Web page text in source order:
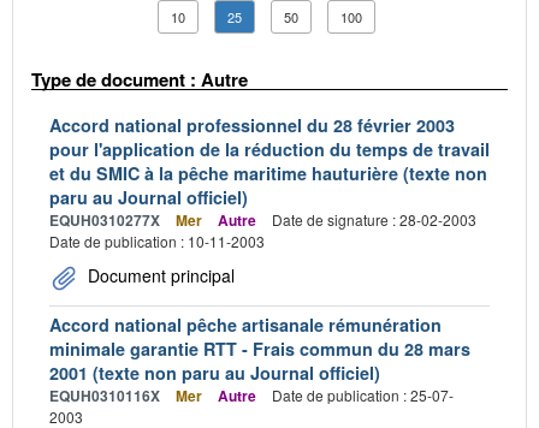
10 25 50 100
Type de document : Autre
Accord national professionnel du 28 février 2003
pour l'application de la réduction du temps de travail
et du SMIC à la pêche maritime hauturière (texte non
paru au Journal officiel)
EQUH0310277X Mer Autre
Date de signature : 28-02-2003
Date de publication : 10-11-2003
Document principal
Accord national pêche artisanale rémunération
minimale garantie RTT - Frais commun du 28 mars
2001 (texte non paru au Journal officiel)
EQUH0310116X Mer Autre
Date de publication : 25-07-
2003